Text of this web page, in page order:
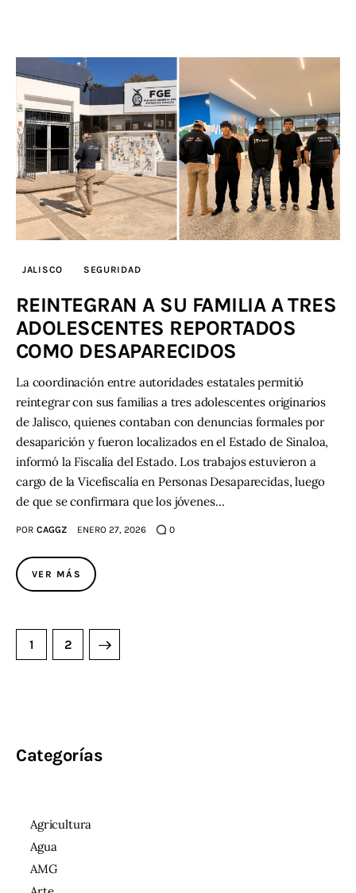
JALISCO SEGURIDAD
REINTEGRAN A SU FAMILIA A TRES
ADOLESCENTES REPORTADOS
COMO DESAPARECIDOS
La coordinación entre autoridades estatales permitió
reintegrar con sus familias a tres adolescentes originarios
de Jalisco, quienes contaban con denuncias formales por
desaparición y fueron localizados en el Estado de Sinaloa,
informó la Fiscalía del Estado. Los trabajos estuvieron a
cargo de la Vicefiscalía en Personas Desaparecidas, luego
de que se confirmara que los jóvenes…
POR CAGGZ ENERO 27, 2026 0
VER MÁS
1 2
Categorías
Agricultura
Agua
AMG